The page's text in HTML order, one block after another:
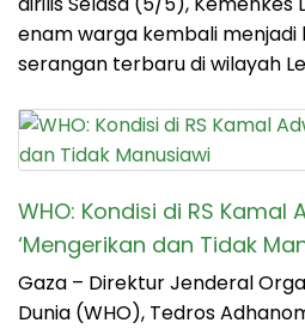
enam warga kembali
serangan terbaru di wilayah
WHO: Kondisi di RS Kamal
‘Mengerikan dan Tidak
Gaza – Direktur Jenderal
Dunia (WHO), Tedros